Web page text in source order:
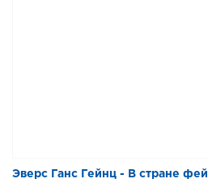
Эверс Ганс Гейнц - В стране фей